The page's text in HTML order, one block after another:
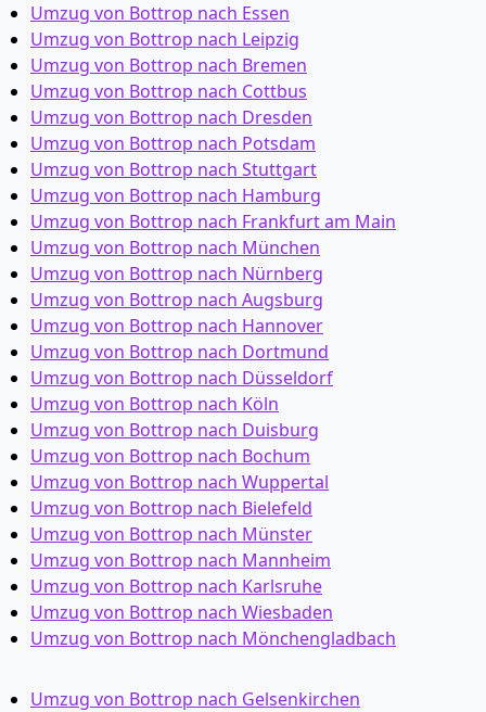
Umzug von Bottrop nach Essen
Umzug von Bottrop nach Leipzig
Umzug von Bottrop nach Bremen
Umzug von Bottrop nach Cottbus
Umzug von Bottrop nach Dresden
Umzug von Bottrop nach Potsdam
Umzug von Bottrop nach Stuttgart
Umzug von Bottrop nach Hamburg
Umzug von Bottrop nach Frankfurt am Main
Umzug von Bottrop nach München
Umzug von Bottrop nach Nürnberg
Umzug von Bottrop nach Augsburg
Umzug von Bottrop nach Hannover
Umzug von Bottrop nach Dortmund
Umzug von Bottrop nach Düsseldorf
Umzug von Bottrop nach Köln
Umzug von Bottrop nach Duisburg
Umzug von Bottrop nach Bochum
Umzug von Bottrop nach Wuppertal
Umzug von Bottrop nach Bielefeld
Umzug von Bottrop nach Münster
Umzug von Bottrop nach Mannheim
Umzug von Bottrop nach Karlsruhe
Umzug von Bottrop nach Wiesbaden
Umzug von Bottrop nach Mönchen­gladbach
Umzug von Bottrop nach Gelsenkirchen